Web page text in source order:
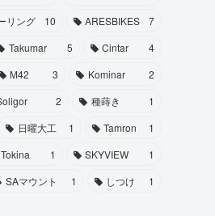
リング 10 ARESBIKES
7
Takumar 5 Cintar
4
M42 3 Kominar
2
2 種蒔き
1
日曜大工 1 Tamron
1
Tokina 1 SKYVIEW
1
SAマウント 1 しつけ 1